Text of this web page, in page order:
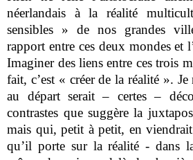
néerlandais à la réalité
sensibles » de nos grandes
rapport entre ces deux mondes et
Imaginer des liens entre ces trois
fait, c’est « créer de la réalité ».
au départ serait – certes –
contrastes que suggère la
mais qui, petit à petit, en
qu’il porte sur la réalité - dans